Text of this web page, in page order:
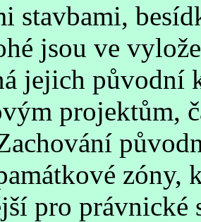
stavbami,
jsou ve
jejich původní
projektům,
zóny,
pro právnické